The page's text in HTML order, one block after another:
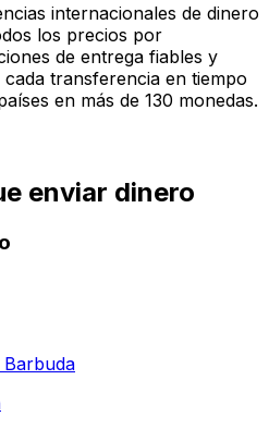
internacionales de dinero
los precios por
de entrega fiables y
transferencia en tiempo
en más de 130 monedas.
enviar dinero